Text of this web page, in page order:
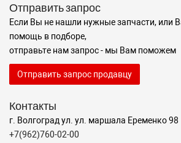
Отправить запрос
Если Вы не нашли нужные запчасти, или
помощь в подборе,
отправьте нам запрос - мы Вам поможем
Отправить запрос продавцу
Контакты
г. Волгоград ул. ул. маршала Еременко 98
+7(962)760-02-00